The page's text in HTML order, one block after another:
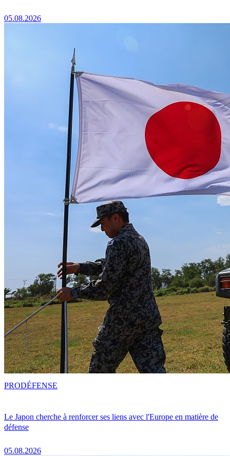
05.08.2026
Le Japon cherche à renforcer ses liens avec l'Europe en matière de
défense
05.08.2026
PRODÉFENSE